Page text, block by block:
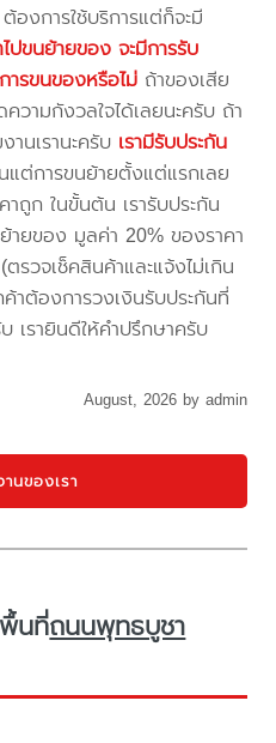
องการใช้บริการแต่ก็จะมี
ไปขนย้ายของ จะมีการรับ
ารขนของหรือไม่ ถ้าของเสีย
วามกังวลใจได้เลยนะครับ ถ้า
านเรานะครับ เรามีรับประกัน
แต่การขนย้ายตั้งแต่แรกเลย
าถูก ในขั้นต้น เรารับประกัน
ายของ มูลค่า 20% ของราคา
รวจเช็คสินค้าและแจ้งไม่เกิน
ต้องการวงเงินรับประกันที่
เรายินดีให้คำปรึกษาครับ
August, 2026 by admin
นของเรา
นที่ถนนพุทธบูชา